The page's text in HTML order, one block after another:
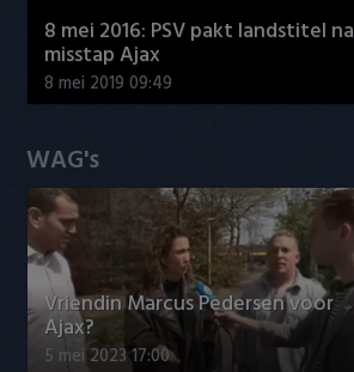
8 mei 2016: PSV pakt landstitel na
misstap Ajax
8 mei 2019 09:49
WAG's
Vriendin Marcus Pedersen voor
Ajax?
5 mei 2023 17:00